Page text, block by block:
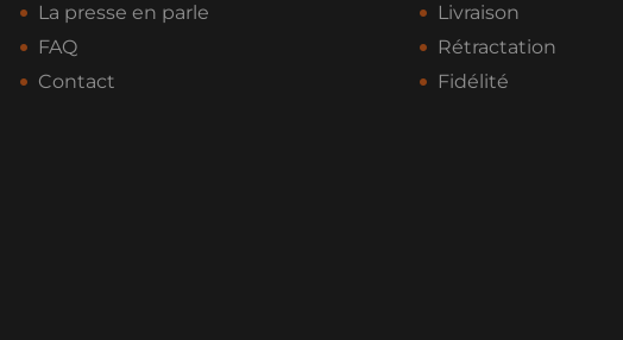
La presse en parle
FAQ
Contact
Livraison
Rétractation
Fidélité